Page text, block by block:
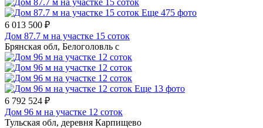
Еще 475 фото
6 013 500 ₽
Дом 87.7 м на участке 15 соток
Брянская обл, Белоголовль с
Еще 13 фото
6 792 524 ₽
Дом 96 м на участке 12 соток
Тульская обл, деревня Карпищево